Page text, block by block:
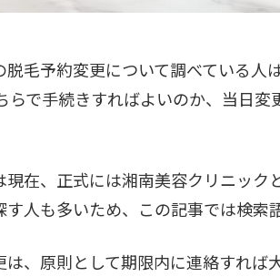
脱毛予約変更について調べている
らで手続きすればよいのか、当日
現在、正式には湘南美容クリニッ
人も多いため、この記事では検索
は、原則として期限内に連絡すれば